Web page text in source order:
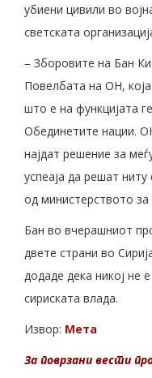
убиени цивили во
светската
– Зборовите на Бан
Повелбата на ОН,
што е на функцијата
Обединетите нации.
најдат решение за
успеаја да решат
од министерството
Бан во вчерашниот
двете страни во
додаде дека никој не
сириската влада.
Извор: Мета
За поврзани вести